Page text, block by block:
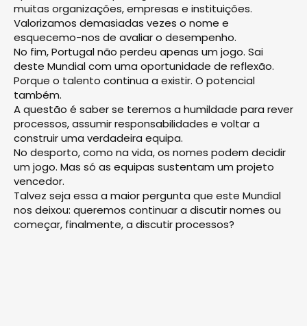
muitas organizações, empresas e instituições.
Valorizamos demasiadas vezes o nome e
esquecemo-nos de avaliar o desempenho.
No fim, Portugal não perdeu apenas um jogo. Sai
deste Mundial com uma oportunidade de reflexão.
Porque o talento continua a existir. O potencial
também.
A questão é saber se teremos a humildade para rever
processos, assumir responsabilidades e voltar a
construir uma verdadeira equipa.
No desporto, como na vida, os nomes podem decidir
um jogo. Mas só as equipas sustentam um projeto
vencedor.
Talvez seja essa a maior pergunta que este Mundial
nos deixou: queremos continuar a discutir nomes ou
começar, finalmente, a discutir processos?